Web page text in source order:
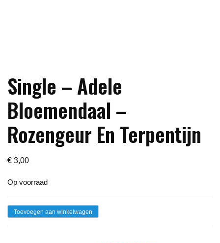
Single – Adele
Bloemendaal –
Rozengeur En Terpentijn
€ 3,00
Op voorraad
Single
Toevoegen aan winkelwagen